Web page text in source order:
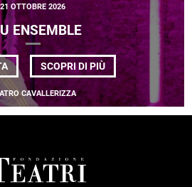
21 OTTOBRE 2026
ENSEMBLE
SCOPRI DI PIÙDI
ETU
ENSEMBLE
CAVALLERIZZA